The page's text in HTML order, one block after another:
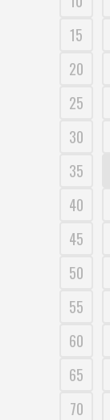
15
20
25
30
35
40
45
50
55
60
65
70